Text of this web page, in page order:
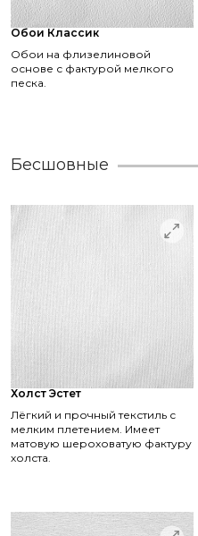
Обои Классик
Обои на флизелиновой
основе с фактурой мелкого
песка.
Бесшовные
Холст Эстет
Лёгкий и прочный текстиль с
мелким плетением. Имеет
матовую шероховатую фактуру
холста.